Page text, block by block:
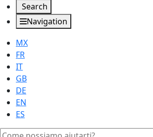
Search
Navigation
MX
FR
IT
GB
DE
EN
ES